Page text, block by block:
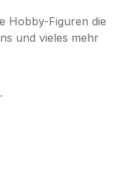
Hobby-Figuren die
und vieles mehr